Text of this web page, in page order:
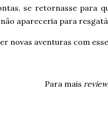
se retornasse para
apareceria para
novas aventuras com
Para mais